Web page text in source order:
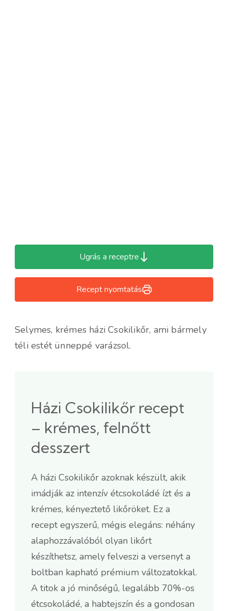
Ugrás a receptre
Recept nyomtatás
Selymes, krémes házi Csokilikőr, ami bármely
téli estét ünneppé varázsol.
Házi Csokilikőr recept
– krémes, felnőtt
desszert
A házi Csokilikőr azoknak készült, akik
imádják az intenzív étcsokoládé ízt és a
krémes, kényeztető likőröket. Ez a
recept egyszerű, mégis elegáns: néhány
alaphozzávalóból olyan likőrt
készíthetsz, amely felveszi a versenyt a
boltban kapható prémium változatokkal.
A titok a jó minőségű, legalább 70%-os
étcsokoládé, a habtejszín és a gondosan